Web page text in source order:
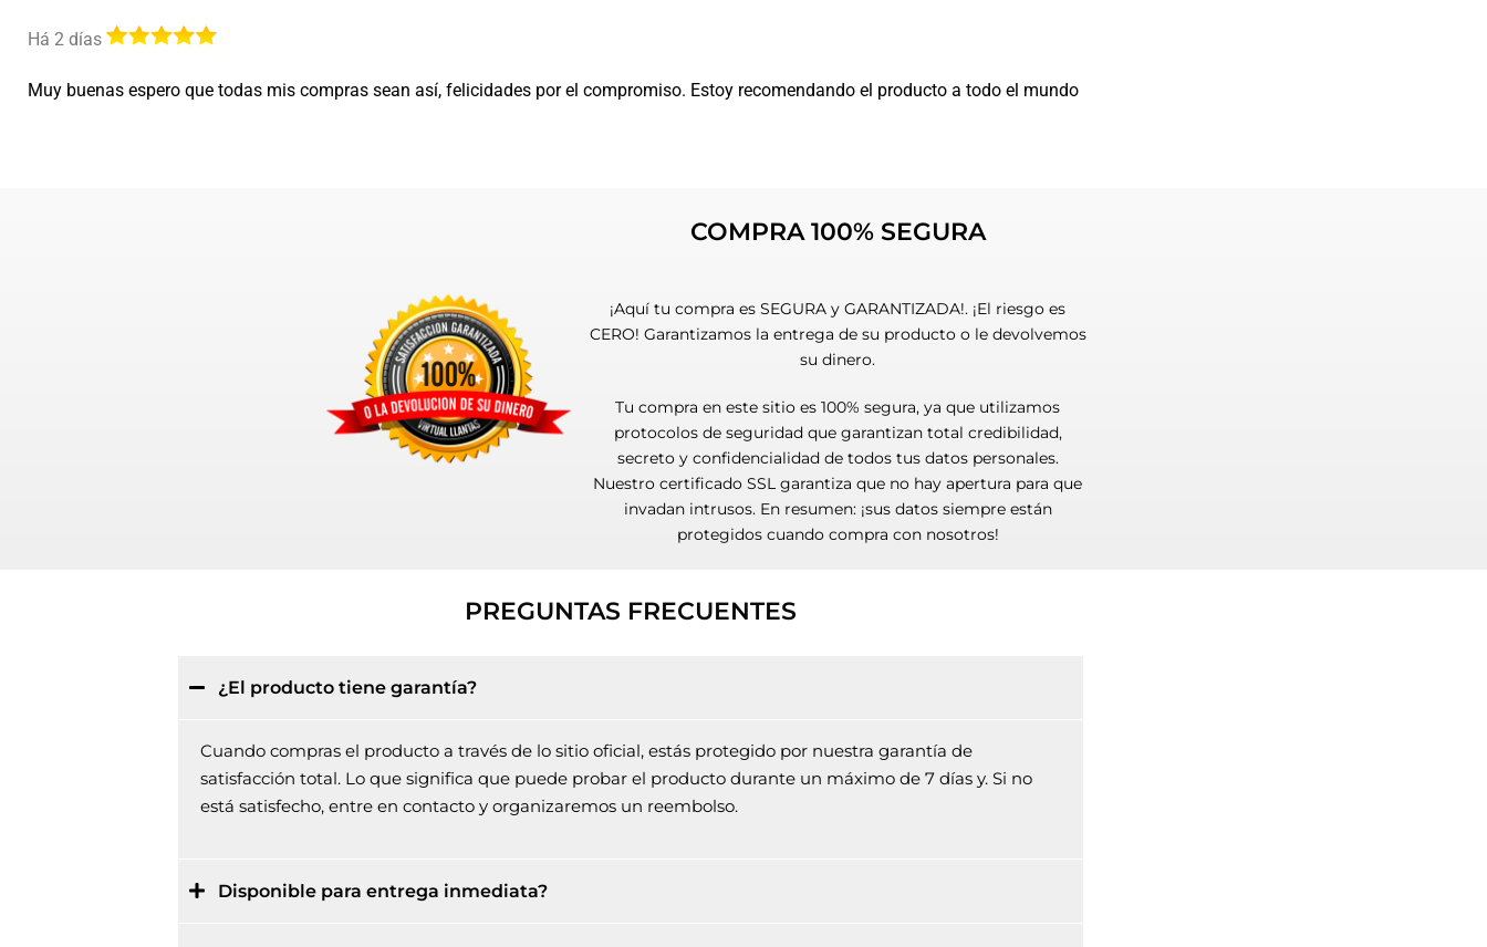
Há 2 días
Muy buenas espero que todas mis compras sean así, felicidades por el compromiso. Estoy recomendando el producto a todo el mundo
COMPRA 100% SEGURA
¡Aquí tu compra es SEGURA y GARANTIZADA!. ¡El riesgo es
CERO! Garantizamos la entrega de su producto o le devolvemos
su dinero.
Tu compra en este sitio es 100% segura, ya que utilizamos
protocolos de seguridad que garantizan total credibilidad,
secreto y confidencialidad de todos tus datos personales.
Nuestro certificado SSL garantiza que no hay apertura para que
invadan intrusos. En resumen: ¡sus datos siempre están
protegidos cuando compra con nosotros!
PREGUNTAS FRECUENTES
¿El producto tiene garantía?
Cuando compras el producto a través de lo sitio oficial, estás protegido por nuestra garantía de
satisfacción total. Lo que significa que puede probar el producto durante un máximo de 7 días y. Si no
está satisfecho, entre en contacto y organizaremos un reembolso.
Disponible para entrega inmediata?